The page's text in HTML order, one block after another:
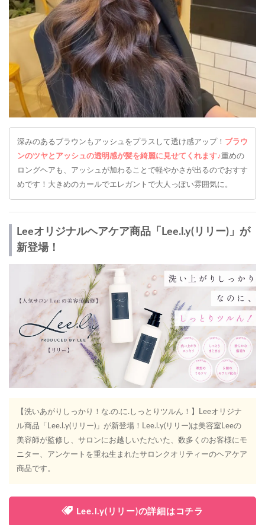
深みのあるブラウンもアッシュをプラスして透け感アップ！ ブラウ
ンのツヤとアッシュの透明感が髪を綺麗に見せてくれます♪重めの
ロングヘアも、アッシュが加わることで軽やかさが出るのでおすす
めです！大きめのカールでエレガントで大人っぽい雰囲気に。
Leeオリジナルヘアケア商品「Lee.l.y(リリー)」が
新登場！
【洗いあがりしっかり！な.の.に.しっとりツルん！】Leeオリジナ
ル商品「Lee.l.y(リリー)」が新登場！Lee.l.y(リリー)は美容室Leeの
美容師が監修し、サロンにお越しいただいた、数多くのお客様にモ
ニター、アンケートを重ね生まれたサロンクオリティーのヘアケア
商品です。
Lee.l.y(リリー)の詳細はコチラ